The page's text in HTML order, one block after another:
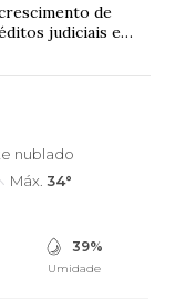
de
judiciais e
nublado
Máx. 34°
39%
Umidade